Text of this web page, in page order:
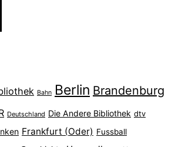
Bahn Berlin Brandenburg
Deutschland Die Andere Bibliothek dtv
Frankfurt (Oder) Fussball